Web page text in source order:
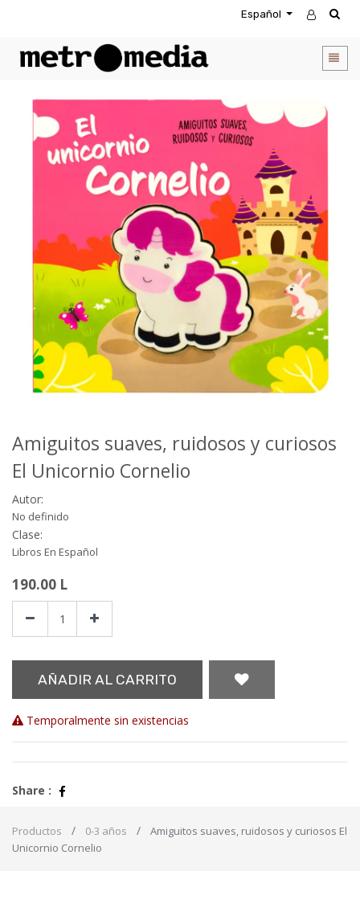
Español
Amiguitos suaves, ruidosos y curiosos
El Unicornio Cornelio
Autor:
No definido
Clase:
Libros En Español
190.00 L
AÑADIR AL CARRITO
Temporalmente sin existencias
Share :
Productos 0-3 años
Amiguitos suaves, ruidosos y curiosos El
Unicornio Cornelio